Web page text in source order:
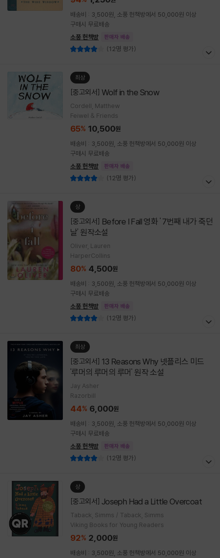
배송비 : 3,500원, 소풍 헌책방에서 50,000원 이상
구매시 무료배송
소풍 헌책방
판매자 배송
(12명 평가)
최상
[중고외서] Wolf in the Snow
Cordell, Matthew
Feiwel & Friends
65% 10,500원
배송비 : 3,500원, 소풍 헌책방에서 50,000원 이상
구매시 무료배송
소풍 헌책방
판매자 배송
(12명 평가)
상
[중고외서]
날' 원작소설
Oliver, Lauren
HarperCollins
80% 4,500원
배송비 : 3,500원, 소풍 헌책방에서 50,000원 이상
구매시 무료배송
소풍 헌책방
판매자 배송
(12명 평가)
최상
[중고외서]
'루머의 루머의 루머' 원작 소설
Jay Asher
Razorbill
44% 6,000원
배송비 : 3,500원, 소풍 헌책방에서 50,000원 이상
구매시 무료배송
소풍 헌책방
판매자 배송
(12명 평가)
상
[중고외서] Joseph Had a Little Overcoat
Taback, Simms / Taback, Simms
Viking Books for Young Readers
92% 2,000원
배송비 : 3,500원, 소풍 헌책방에서 50,000원 이상